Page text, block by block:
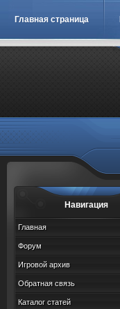
Главная страница
Навигация
Главная
Форум
Игровой архив
Обратная связь
Каталог статей